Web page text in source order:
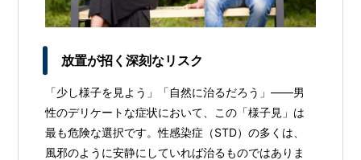
放置が招く深刻なリスク
「少し様子を見よう」「自然に治るだろう」――男
性のデリケートな症状において、この「様子見」は
最も危険な選択です。性感染症（STD）の多くは、
風邪のように安静にしていれば治るものではありま